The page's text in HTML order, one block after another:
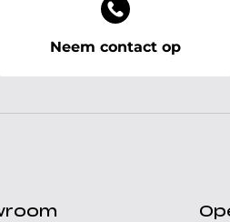
Neem contact op